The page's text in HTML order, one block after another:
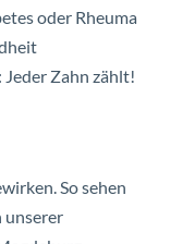
oder Rheuma
Jeder Zahn zählt!
So sehen
unserer